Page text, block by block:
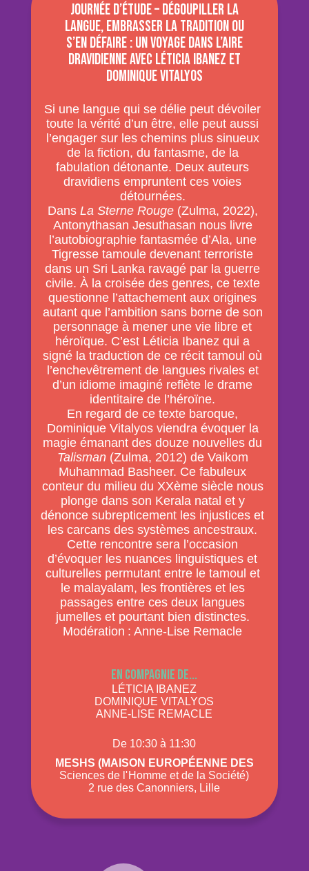
Journée d’étude – Dégoupiller la
langue, embrasser la tradition ou
s’en défaire : un voyage dans l’aire
dravidienne avec Léticia Ibanez et
Dominique Vitalyos
Si une langue qui se délie peut dévoiler
toute la vérité d’un être, elle peut aussi
l’engager sur les chemins plus sinueux
de la fiction, du fantasme, de la
fabulation détonante. Deux auteurs
dravidiens empruntent ces voies
détournées.
Dans La Sterne Rouge(Zulma, 2022),
Antonythasan Jesuthasan nous livre
l’autobiographie fantasmée d’Ala, une
Tigresse tamoule devenant terroriste
dans un Sri Lanka ravagé par la guerre
civile. À la croisée des genres, ce texte
questionne l’attachement aux origines
autant que l’ambition sans borne de son
personnage à mener une vie libre et
héroïque. C’est Léticia Ibanez qui a
signé la traduction de ce récit tamoul où
l’enchevêtrement de langues rivales et
d’un idiome imaginé reflète le drame
identitaire de l’héroïne.
En regard de ce texte baroque,
Dominique Vitalyos viendra évoquer la
magie émanant des douze nouvelles du
Talisman(Zulma, 2012) de Vaikom
Muhammad Basheer. Ce fabuleux
conteur du milieu du XXème siècle nous
plonge dans son Kerala natal et y
dénonce subrepticement les injustices et
les carcans des systèmes ancestraux.
Cette rencontre sera l’occasion
d’évoquer les nuances linguistiques et
culturelles permutant entre le tamoul et
le malayalam, les frontières et les
passages entre ces deux langues
jumelles et pourtant bien distinctes.
Modération : Anne-Lise Remacle
En compagnie de...
LÉTICIA IBANEZ
DOMINIQUE VITALYOS
ANNE-LISE REMACLE
De 10:30 à 11:30
Meshs (Maison Européenne des
Sciences de l' Homme et de la Société)
2 rue des Canonniers, Lille